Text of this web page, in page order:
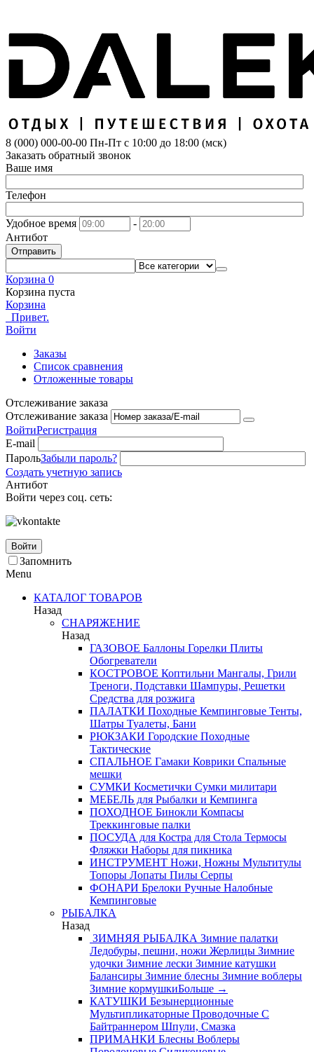
8 (000) 000-00-00 Пн-Пт с 10:00 до 18:00 (мск)
Заказать обратный звонок
Ваше имя
Телефон
Удобное время
-
Антибот
Отправить
Корзина 0
Корзина пуста
Корзина
Привет.
Войти
Заказы
Список сравнения
Отложенные товары
Отслеживание заказа
Отслеживание заказа
ВойтиРегистрация
E-mail
ПарольЗабыли пароль?
Создать учетную запись
Антибот
Войти через соц. сеть:
Войти
Запомнить
Menu
КАТАЛОГ ТОВАРОВ
Назад
СНАРЯЖЕНИЕ
Назад
ГАЗОВОЕ Баллоны Горелки Плиты
Обогреватели
КОСТРОВОЕ Коптильни Мангалы, Грили
Треноги, Подставки Шампуры, Решетки
Средства для розжига
ПАЛАТКИ Походные Кемпинговые Тенты,
Шатры Туалеты, Бани
РЮКЗАКИ Городские Походные
Тактические
СПАЛЬНОЕ Гамаки Коврики Спальные
мешки
СУМКИ Косметички Сумки милитари
МЕБЕЛЬ для Рыбалки и Кемпинга
ПОХОДНОЕ Бинокли Компасы
Треккинговые палки
ПОСУДА для Костра для Стола Термосы
Фляжки Наборы для пикника
ИНСТРУМЕНТ Ножи, Ножны Мультитулы
Топоры Лопаты Пилы Серпы
ФОНАРИ Брелоки Ручные Налобные
Кемпинговые
РЫБАЛКА
Назад
ЗИМНЯЯ РЫБАЛКА Зимние палатки
Ледобуры, пешни, ножи Жерлицы Зимние
удочки Зимние лески Зимние катушки
Балансиры Зимние блесны Зимние воблеры
Зимние кормушкиБольше →
КАТУШКИ Безынерционные
Мультипликаторные Проводочные С
Байтраннером Шпули, Смазка
ПРИМАНКИ Блесны Воблеры